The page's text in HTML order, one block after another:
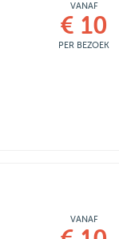
VANAF
€ 10
PER BEZOEK
VANAF